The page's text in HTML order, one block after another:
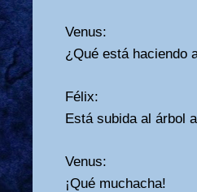
Venus:
¿Qué está haciendo
Félix:
Está subida al árbol
Venus:
¡Qué muchacha!